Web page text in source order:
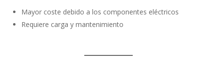
Mayor coste debido a los componentes eléctricos
Requiere carga y mantenimiento